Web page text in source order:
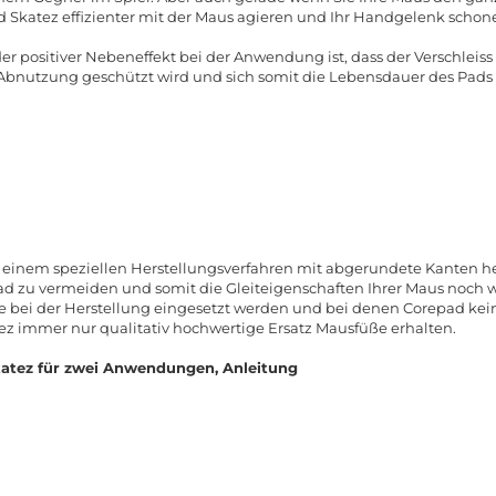
Skatez effizienter mit der Maus agieren und Ihr Handgelenk
positiver Nebeneffekt bei der Anwendung ist, dass der
geschützt wird und sich somit die Lebensdauer des
einem speziellen Herstellungsverfahren mit abgerundete Kanten
zu vermeiden und somit die Gleiteigenschaften Ihrer Maus
der Herstellung eingesetzt werden und bei denen Corepad
immer nur qualitativ hochwertige Ersatz Mausfüße erhalten.
für zwei Anwendungen, Anleitung